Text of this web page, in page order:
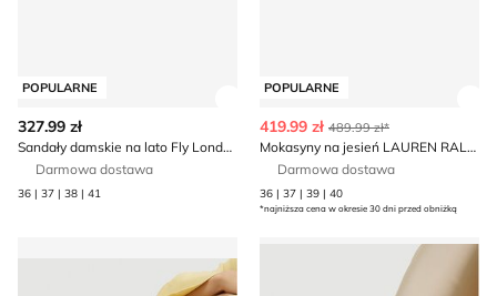
POPULARNE
327.99 zł
Sandały damskie na lato Fly London
Darmowa dostawa
36 | 37 | 38 | 41
POPULARNE
419.99 zł 489.99 zł*
Mokasyny na jesień LAUREN RALPH LAUREN
Darmowa dostawa
36 | 37 | 39 | 40
*najniższa cena w okresie 30 dni przed obniżką
Klapki damskie na lato